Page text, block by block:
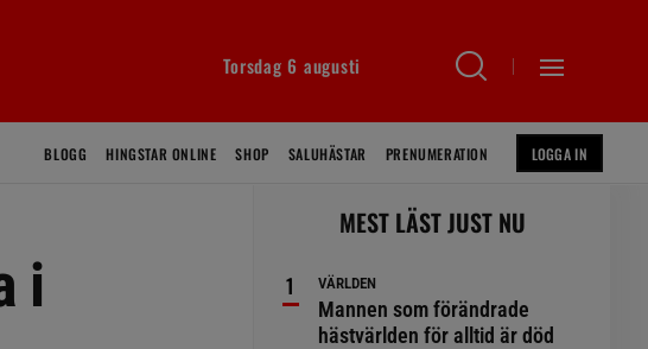
Torsdag 6 augusti
BLOGG HINGSTAR ONLINE SHOP SALUHÄSTAR PRENUMERATION LOGGA IN
i
MEST LÄST JUST NU
VÄRLDEN
Mannen som förändrade
hästvärlden för alltid är död